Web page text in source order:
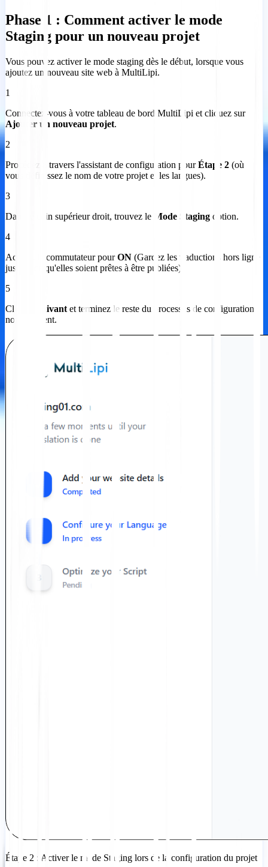
Phase 1 : Comment activer le mode
Staging pour un nouveau projet
Vous pouvez activer le mode staging dès le début, lorsque vous
ajoutez un nouveau site web à MultiLipi.
1
Connectez-vous à votre tableau de bord MultiLipi et cliquez sur
Ajouter un nouveau projet.
2
Procédez à travers l'assistant de configuration pourÉtape 2 (où
vous définissez le nom de votre projet et les langues).
3
Dans le coin supérieur droit, trouvez le
Mode Staging option.
4
Activez le commutateur pourON (Gardez les traductions hors ligne
jusqu'à ce qu'elles soient prêtes à être publiées).
5
Cliquer
Suivant et terminez le reste du processus de configuration
normalement.
Étape 2 : Activer le mode Staging lors de la configuration du projet